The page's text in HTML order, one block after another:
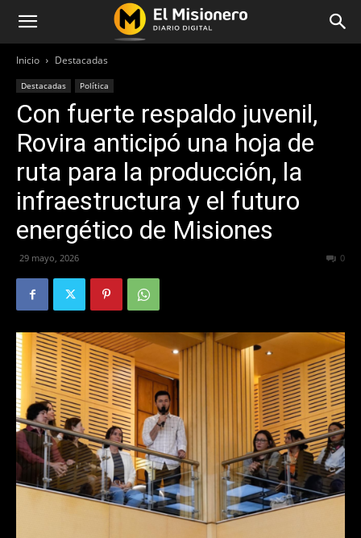
Inicio Destacadas
Destacadas Política
Con fuerte respaldo juvenil,
Rovira anticipó una hoja de
ruta para la producción, la
infraestructura y el futuro
energético de Misiones
29 mayo, 2026 0